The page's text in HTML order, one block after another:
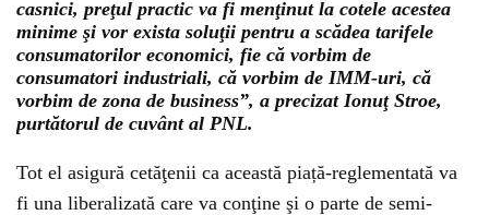
casnici, preţul practic va fi menţinut la cotele acestea
minime şi vor exista soluţii pentru a scădea tarifele
consumatorilor economici, fie că vorbim de
consumatori industriali, că vorbim de IMM-uri, că
vorbim de zona de business”, a precizat Ionuţ Stroe,
purtătorul de cuvânt al PNL.
Tot el asigură cetăţenii ca această piață-reglementată va
fi una liberalizată care va conţine şi o parte de semi-